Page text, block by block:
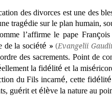
des divorces est une des
tragédie sur le plan humain,
l’affirme le pape François
de la société » (Evangelii
ordre des sacrements. Point de
ellement la fidélité et la misé
du Fils incarné, cette fidélité
guérit et élève la nature au